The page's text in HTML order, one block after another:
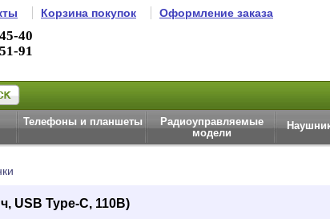
Корзина покупок Оформление заказа
40
91
Телефоны и планшеты
Радиоуправляемые
модели
USB Type-C, 110В)